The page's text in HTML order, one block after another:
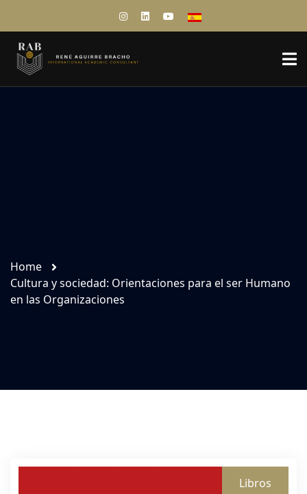
Home
Cultura y sociedad: Orientaciones para el ser Humano
en las Organizaciones
Libros